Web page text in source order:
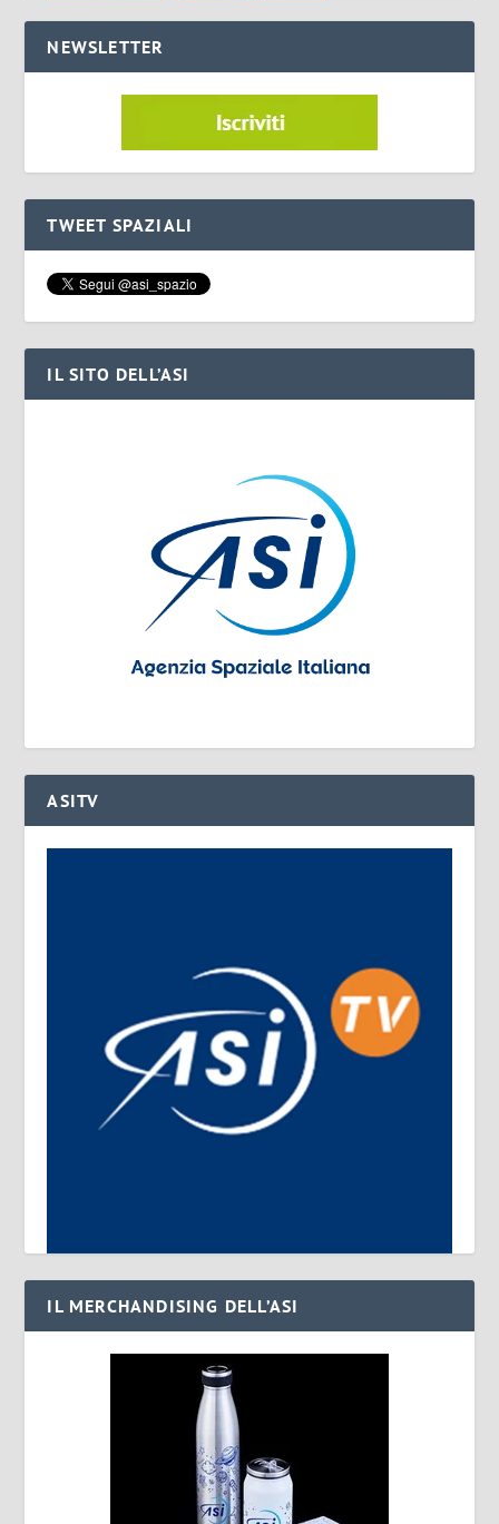
NEWSLETTER
TWEET SPAZIALI
IL SITO DELL’ASI
ASITV
IL MERCHANDISING DELL’ASI